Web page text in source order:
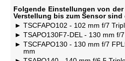
Folgende Einstellungen von
Verstellung bis zum Sensor
TSCFAPO102 - 102 mm f/7
TSAPO130F7-DEL - 130 mm f/
TSCFAPO130 - 130 mm f/7
mm